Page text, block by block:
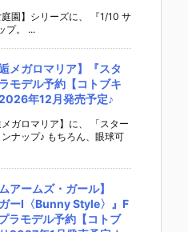
庭園】シリーズに、 『1/10 サ
プ。 ...
メガロマリア】『スタ
モデル予約【コトブキ
年12月発売予定♪
メガロマリア】に、 「スター
ナップ♪ もちろん、眼球可
アームズ・ガール】
ガーI〈Bunny Style〉』F
ラモデル予約【コトブ